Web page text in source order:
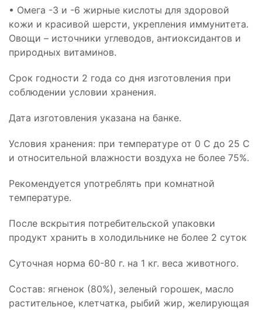
• Омега -3 и -6 жирные кислоты для здоровой
кожи и красивой шерсти, укрепления иммунитета.
Овощи – источники углеводов, антиоксидантов и
природных витаминов.
Срок годности 2 года со дня изготовления при
соблюдении условии хранения.
Дата изготовления указана на банке.
Условия хранения: при температуре от 0 С до 25 С
и относительной влажности воздуха не более 75%.
Рекомендуется употреблять при комнатной
температуре.
После вскрытия потребительской упаковки
продукт хранить в холодильнике не более 2 суток
Суточная норма 60-80 г. на 1 кг. веса животного.
Состав: ягненок (80%), зеленый горошек, масло
растительное, клетчатка, рыбий жир, желирующая